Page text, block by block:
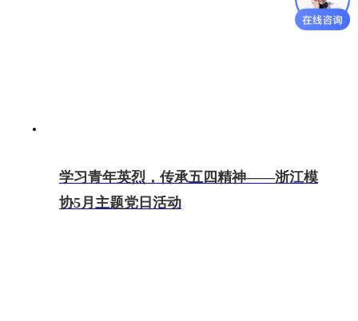
学习青年英烈，传承五四精神——浙江模
协5月主题党日活动